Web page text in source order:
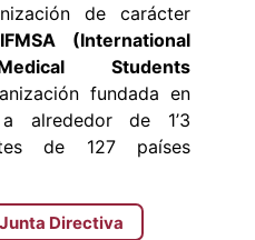
de carácter
IFMSA (International
Students
fundada en
alrededor de 1’3
de 127 países
Junta Directiva